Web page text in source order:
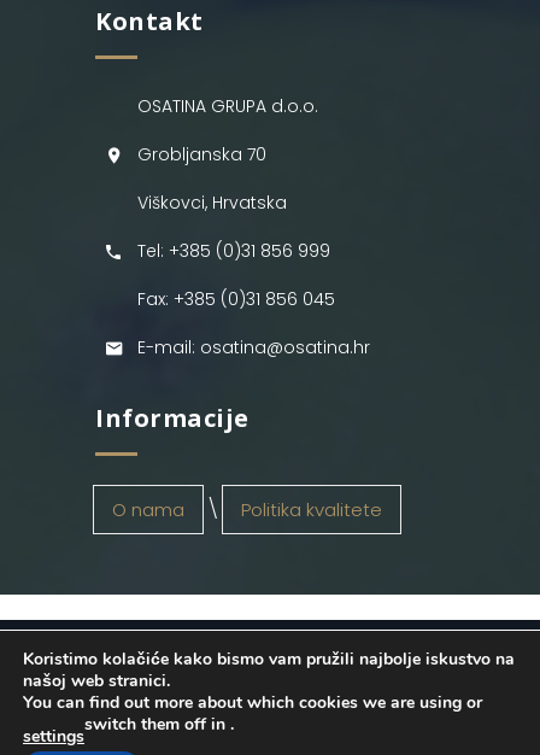
Kontakt
OSATINA GRUPA d.o.o.
Grobljanska 70
Viškovci, Hrvatska
Tel: +385 (0)31 856 999
Fax: +385 (0)31 856 045
E-mail: osatina@osatina.hr
Informacije
O nama Politika kvalitete
OSATINA GRUPA d.o.o. 2026
. Configured
byINFOS Osijek. Sva prava pridržana.
Koristimo kolačiće kako bismo vam pružili najbolje iskustvo na
našoj web stranici.
You can find out more about which cookies we are using or
switch them off in
settings
.